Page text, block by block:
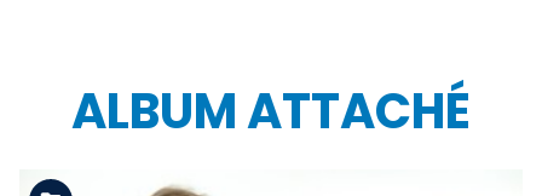
ALBUM ATTACHÉ